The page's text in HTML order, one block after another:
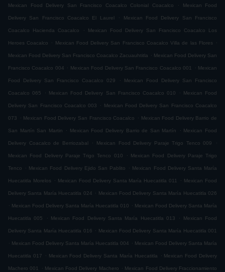
Mexican Food Delivery San Francisco Coacalco Colonial Coacalco . Mexican Food
Delivery San Francisco Coacalco El Laurel . Mexican Food Delivery San Francisco
Coacalco Hacienda Coacalco . Mexican Food Delivery San Francisco Coacalco Los
Heroes Coacalco . Mexican Food Delivery San Francisco Coacalco Villa de las Flores .
Mexican Food Delivery San Francisco Coacalco Zacuauhtitla . Mexican Food Delivery San
Francisco Coacalco 004 . Mexican Food Delivery San Francisco Coacalco 001 . Mexican
Food Delivery San Francisco Coacalco 029 . Mexican Food Delivery San Francisco
Coacalco 065 . Mexican Food Delivery San Francisco Coacalco 010 . Mexican Food
Delivery San Francisco Coacalco 003 . Mexican Food Delivery San Francisco Coacalco
073 . Mexican Food Delivery San Francisco Coacalco . Mexican Food Delivery Barrio de
San Martín San Martin . Mexican Food Delivery Barrio de San Martín . Mexican Food
Delivery Coacalco de Berriozabal . Mexican Food Delivery Paraje Trigo Tenco 009 .
Mexican Food Delivery Paraje Trigo Tenco 010 . Mexican Food Delivery Paraje Trigo
Tenco . Mexican Food Delivery Ejido San Pablito . Mexican Food Delivery Santa María
Huecatitla Morelos . Mexican Food Delivery Santa María Huecatitla 011 . Mexican Food
Delivery Santa María Huecatitla 024 . Mexican Food Delivery Santa María Huecatitla 026
. Mexican Food Delivery Santa María Huecatitla 010 . Mexican Food Delivery Santa María
Huecatitla 005 . Mexican Food Delivery Santa María Huecatitla 013 . Mexican Food
Delivery Santa María Huecatitla 016 . Mexican Food Delivery Santa María Huecatitla 001
. Mexican Food Delivery Santa María Huecatitla 004 . Mexican Food Delivery Santa María
Huecatitla 017 . Mexican Food Delivery Santa María Huecatitla . Mexican Food Delivery
Machero 001 . Mexican Food Delivery Machero . Mexican Food Delivery Fraccionamiento